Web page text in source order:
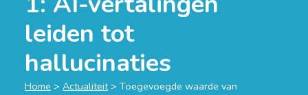
leiden tot
hallucinaties
Home > Actualiteit> Toegevoegde waarde van